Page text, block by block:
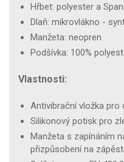
Hřbet: polyester a
Dlaň: mikrovlákno -
Manžeta: neopren
Podšívka: 100%
Vlastnosti:
Antivibrační vložka pro
Silikonový potisk pro
Manžeta s zapínáním
přizpůsobení na